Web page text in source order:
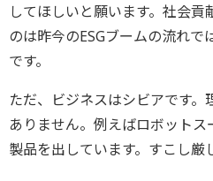
してほしいと願います。社会
のは昨今のESGブームの流れ
です。
ただ、ビジネスはシビアです
ありません。例えばロボット
製品を出しています。すこし厳